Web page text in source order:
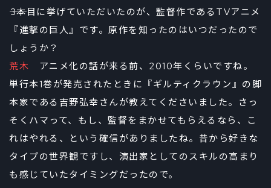
――3本目に挙げていただいたのが、監督作であるTVアニメ
『進撃の巨人』です。原作を知ったのはいつだったので
しょうか？
荒木 アニメ化の話が来る前、2010年くらいですね。
単行本1巻が発売されたときに『ギルティクラウン』の脚
本家である吉野弘幸さんが教えてくださいました。さっ
そくハマって、もし、監督をまかせてもらえるなら、こ
れはやれる、という確信がありましたね。昔から好きな
タイプの世界観ですし、演出家としてのスキルの高まり
も感じていたタイミングだったので。